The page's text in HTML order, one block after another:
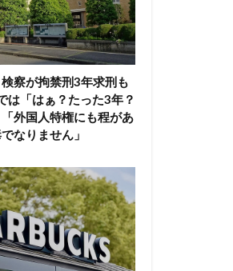
察が拘禁刑3年求刑も
は「はぁ？たった3年？
外国人特権にも程があ
なりません」